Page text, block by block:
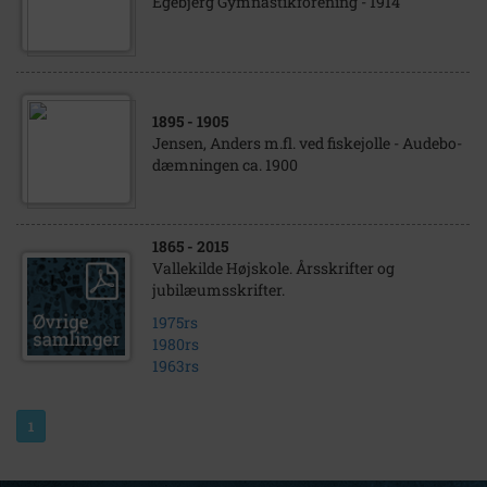
1895 - 1905
Jensen, Anders m.fl. ved fiskejolle - Audebo-
dæmningen ca. 1900
1865 - 2015
Vallekilde Højskole. Årsskrifter og
jubilæumsskrifter.
1975rs
1980rs
1963rs
1